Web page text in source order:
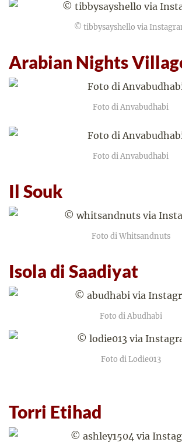
© tibbysayshello via
Arabian Nights
Foto di Anvabudhabi
Foto di Anvabudhabi
Il Souk
Foto di Whitsandnuts
Isola di Saadiyat
Foto di Abudhabi
Foto di Lodie013
Torri Etihad